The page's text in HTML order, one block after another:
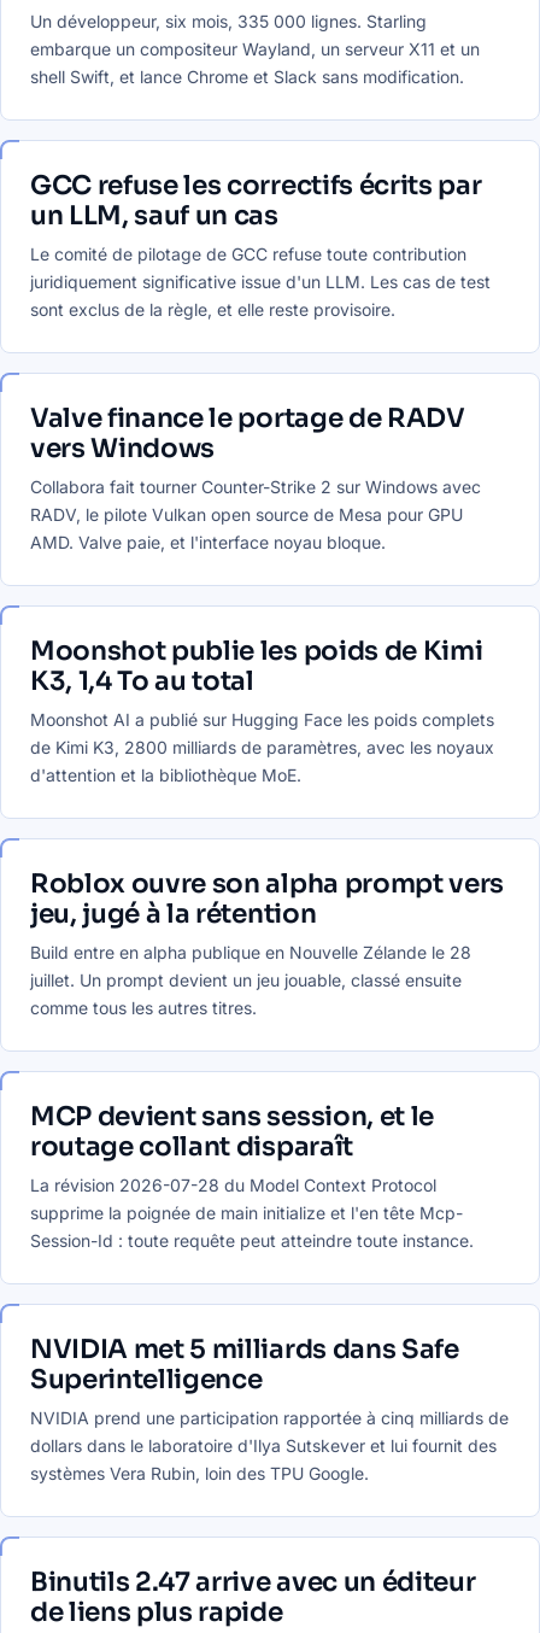
Un développeur, six mois, 335 000 lignes. Starling
embarque un compositeur Wayland, un serveur X11 et un
shell Swift, et lance Chrome et Slack sans modification.
GCC refuse les correctifs écrits par
un LLM, sauf un cas
Le comité de pilotage de GCC refuse toute contribution
juridiquement significative issue d'un LLM. Les cas de test
sont exclus de la règle, et elle reste provisoire.
Valve finance le portage de RADV
vers Windows
Collabora fait tourner Counter-Strike 2 sur Windows avec
RADV, le pilote Vulkan open source de Mesa pour GPU
AMD. Valve paie, et l'interface noyau bloque.
Moonshot publie les poids de Kimi
K3, 1,4 To au total
Moonshot AI a publié sur Hugging Face les poids complets
de Kimi K3, 2800 milliards de paramètres, avec les noyaux
d'attention et la bibliothèque MoE.
Roblox ouvre son alpha prompt vers
jeu, jugé à la rétention
Build entre en alpha publique en Nouvelle Zélande le 28
juillet. Un prompt devient un jeu jouable, classé ensuite
comme tous les autres titres.
MCP devient sans session, et le
routage collant disparaît
La révision 2026-07-28 du Model Context Protocol
supprime la poignée de main initialize et l'en tête Mcp-
Session-Id : toute requête peut atteindre toute instance.
NVIDIA met 5 milliards dans Safe
Superintelligence
NVIDIA prend une participation rapportée à cinq milliards de
dollars dans le laboratoire d'Ilya Sutskever et lui fournit des
systèmes Vera Rubin, loin des TPU Google.
Binutils 2.47 arrive avec un éditeur
de liens plus rapide